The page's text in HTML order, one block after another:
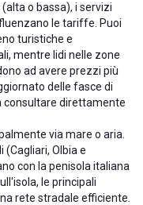
o bassa), i servizi
le tariffe. Puoi
turistiche e
mentre lidi nelle zone
ad avere prezzi più
delle fasce di
consultare direttamente
via mare o aria.
(Cagliari, Olbia e
con la penisola italiana
le principali
rete stradale efficiente.